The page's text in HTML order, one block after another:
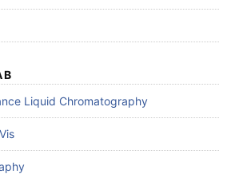
Liquid Chromatography